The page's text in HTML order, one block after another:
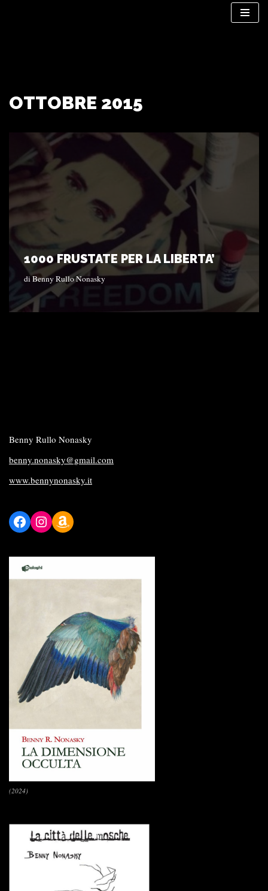
OTTOBRE 2015
1000 FRUSTATE PER LA LIBERTA’
diBenny Rullo Nonasky
Benny Rullo Nonasky
benny.nonasky@gmail.com
www.bennynonasky.it
(2024)